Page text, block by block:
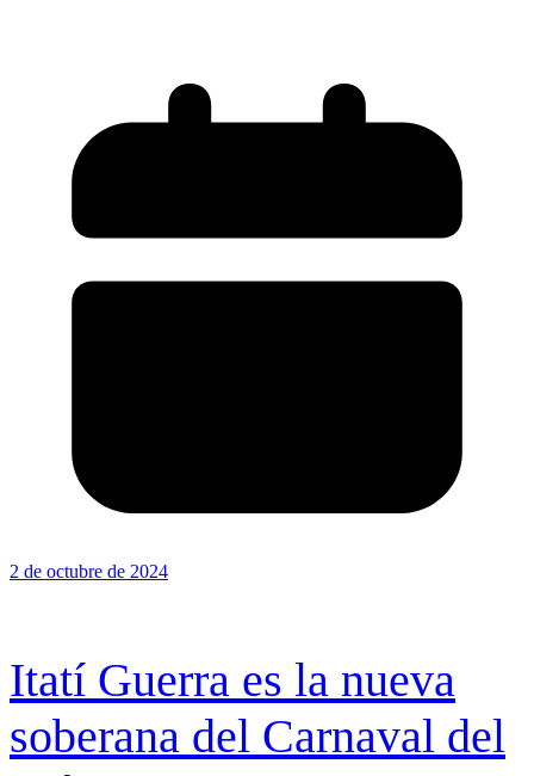
2 de octubre de 2024
Itatí Guerra es la nueva
soberana del Carnaval del